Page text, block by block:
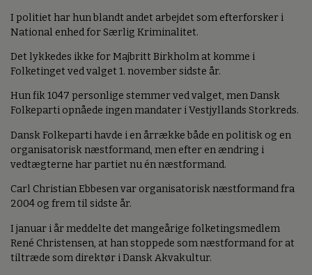
I politiet har hun blandt andet arbejdet som efterforsker i
National enhed for Særlig Kriminalitet.
Det lykkedes ikke for Majbritt Birkholm at komme i
Folketinget ved valget 1. november sidste år.
Hun fik 1047 personlige stemmer ved valget, men Dansk
Folkeparti opnåede ingen mandater i Vestjyllands Storkreds.
Dansk Folkeparti havde i en årrække både en politisk og en
organisatorisk næstformand, men efter en ændring i
vedtægterne har partiet nu én næstformand.
Carl Christian Ebbesen var organisatorisk næstformand fra
2004 og frem til sidste år.
I januar i år meddelte det mangeårige folketingsmedlem
René Christensen, at han stoppede som næstformand for at
tiltræde som direktør i Dansk Akvakultur.